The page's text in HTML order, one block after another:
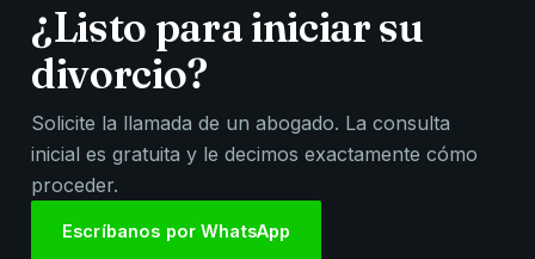
¿Listo para iniciar su
divorcio?
Solicite la llamada de un abogado. La consulta
inicial es gratuita y le decimos exactamente cómo
proceder.
Escríbanos por WhatsApp